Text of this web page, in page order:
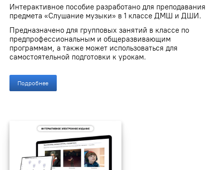
Интерактивное пособие разработано для преподавания
предмета «Слушание музыки» в 1 классе ДМШ и ДШИ.
Предназначено для групповых занятий в классе по
предпрофессиональным и общеразвивающим
программам, а также может использоваться для
самостоятельной подготовки к урокам.
Подробнее